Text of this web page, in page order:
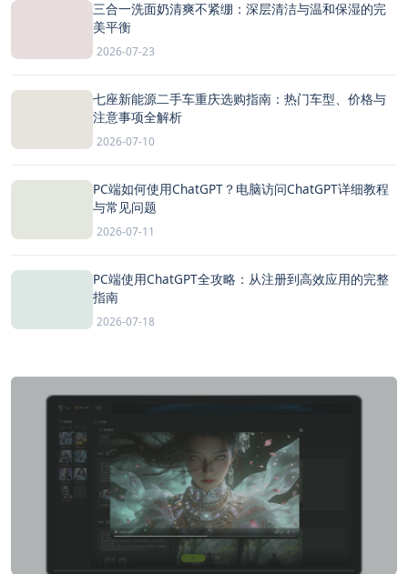
三合一洗面奶清爽不紧绷：深层清洁与温和保湿的完
美平衡
2026-07-23
七座新能源二手车重庆选购指南：热门车型、价格与
注意事项全解析
2026-07-10
PC端如何使用ChatGPT？电脑访问ChatGPT详细教程
与常见问题
2026-07-11
PC端使用ChatGPT全攻略：从注册到高效应用的完整
指南
2026-07-18